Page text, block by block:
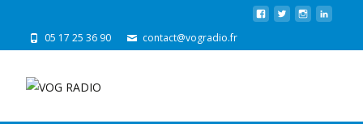
05 17 25 36 90 contact@vogradio.fr